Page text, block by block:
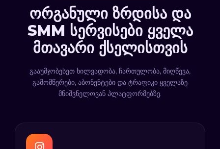
ორგანული ზრდისა და
SMM სერვისები ყველა
მთავარი ქსელისთვის
გააუმჯობესეთ ხილვადობა, ჩართულობა, მიღწევა,
გამომწერები, აბონენტები და ტრაფიკი ყველაზე
მნიშვნელოვან პლატფორმებზე.